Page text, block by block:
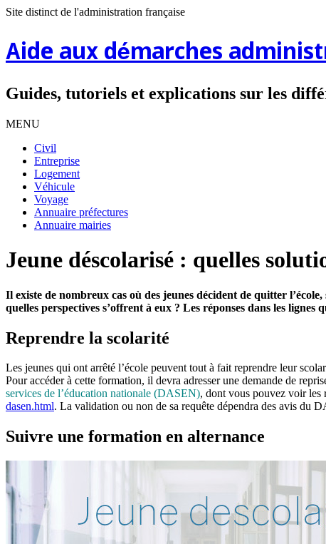
Site distinct de l'administration française
Aide aux démarches
Guides, tutoriels et explications sur les
MENU
Civil
Entreprise
Logement
Véhicule
Voyage
Annuaire préfectures
Annuaire mairies
Jeune déscolarisé : quelles
Il existe de nombreux cas où des jeunes décident de quitter
quelles perspectives s’offrent à eux ? Les réponses dans les lignes
Reprendre la scolarité
Les jeunes qui ont arrêté l’école peuvent tout à fait reprendre leur
Pour accéder à cette formation, il devra adresser une demande de
services de l’éducation nationale (DASEN), dont vous pouvez voir les
dasen.html. La validation ou non de sa requête dépendra des avis du
Suivre une formation en alternance